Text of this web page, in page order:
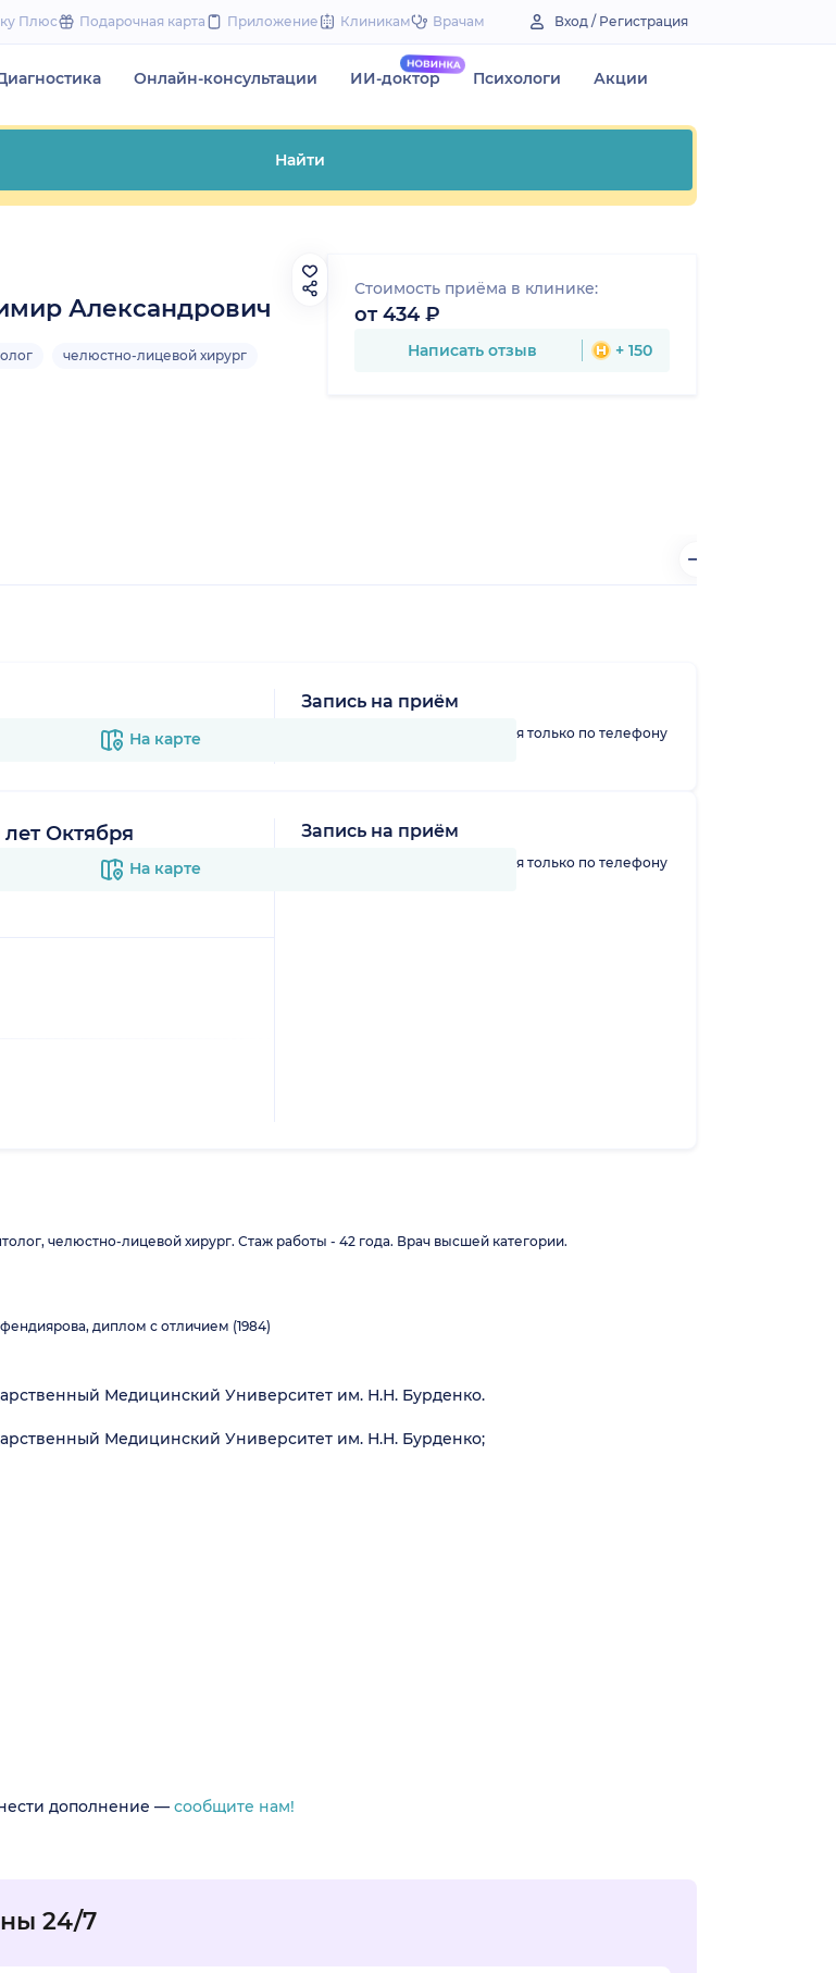
to
Плюс Подарочная карта Приложение Клиникам Врачам Вход / Регистрация
Онлайн-консультации ИИ-доктор Психологи Акции
Найти
Александрович
челюстно-лицевой хирург
Стоимость приёма в клинике:
от 434 ₽
Написать отзыв + 150
На карте
Запись на приём
В клинику можно записаться только по телефону
Октября
На карте
Запись на приём
В клинику можно записаться только по телефону
челюстно-лицевой хирург. Стаж работы - 42 года. Врач высшей категории.
диплом с отличием (1984)
Медицинский Университет им. Н.Н. Бурденко.
Медицинский Университет им. Н.Н. Бурденко;
дополнение — сообщите нам!
24/7